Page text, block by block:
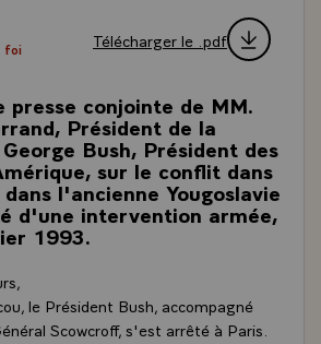
foi
Télécharger le .pdf
presse conjointe de MM.
Président de la
Bush, Président des
sur le conflit dans
l'ancienne Yougoslavie
d'une intervention armée,
1993.
le Président Bush, accompagné
Scowcroff, s'est arrêté à Paris.